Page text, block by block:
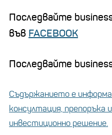
Последвайте
във FACEBOOK
Последвайте
Съдържанието е
консултация, препоръка
инвестиционно решение.